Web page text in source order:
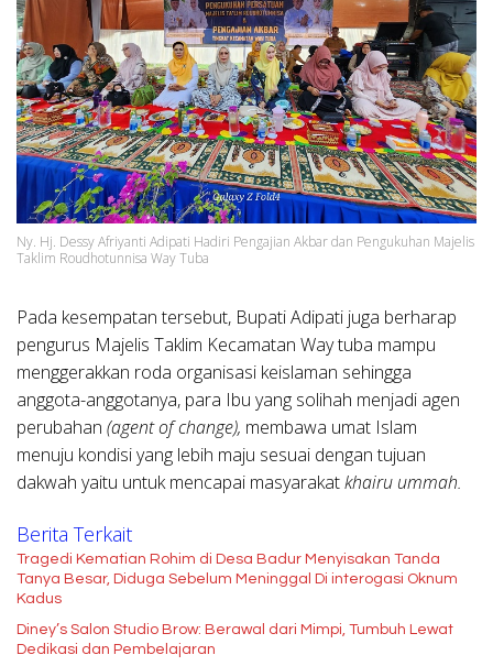
Ny. Hj. Dessy Afriyanti Adipati Hadiri Pengajian Akbar dan Pengukuhan Majelis
Taklim Roudhotunnisa Way Tuba
Pada kesempatan tersebut, Bupati Adipati juga berharap
pengurus Majelis Taklim Kecamatan Way tuba mampu
menggerakkan roda organisasi keislaman sehingga
anggota-anggotanya, para Ibu yang solihah menjadi agen
perubahan (agent of change), membawa umat Islam
menuju kondisi yang lebih maju sesuai dengan tujuan
dakwah yaitu untuk mencapai masyarakatkhairu ummah.
Berita Terkait
Tragedi Kematian Rohim di Desa Badur Menyisakan Tanda
Tanya Besar, Diduga Sebelum Meninggal Di interogasi Oknum
Kadus
Diney’s Salon Studio Brow: Berawal dari Mimpi, Tumbuh Lewat
Dedikasi dan Pembelajaran